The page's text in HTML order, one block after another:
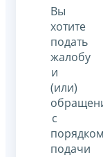
Вы
хотите
подать
жалобу
и
(или)
с
порядком
подачи